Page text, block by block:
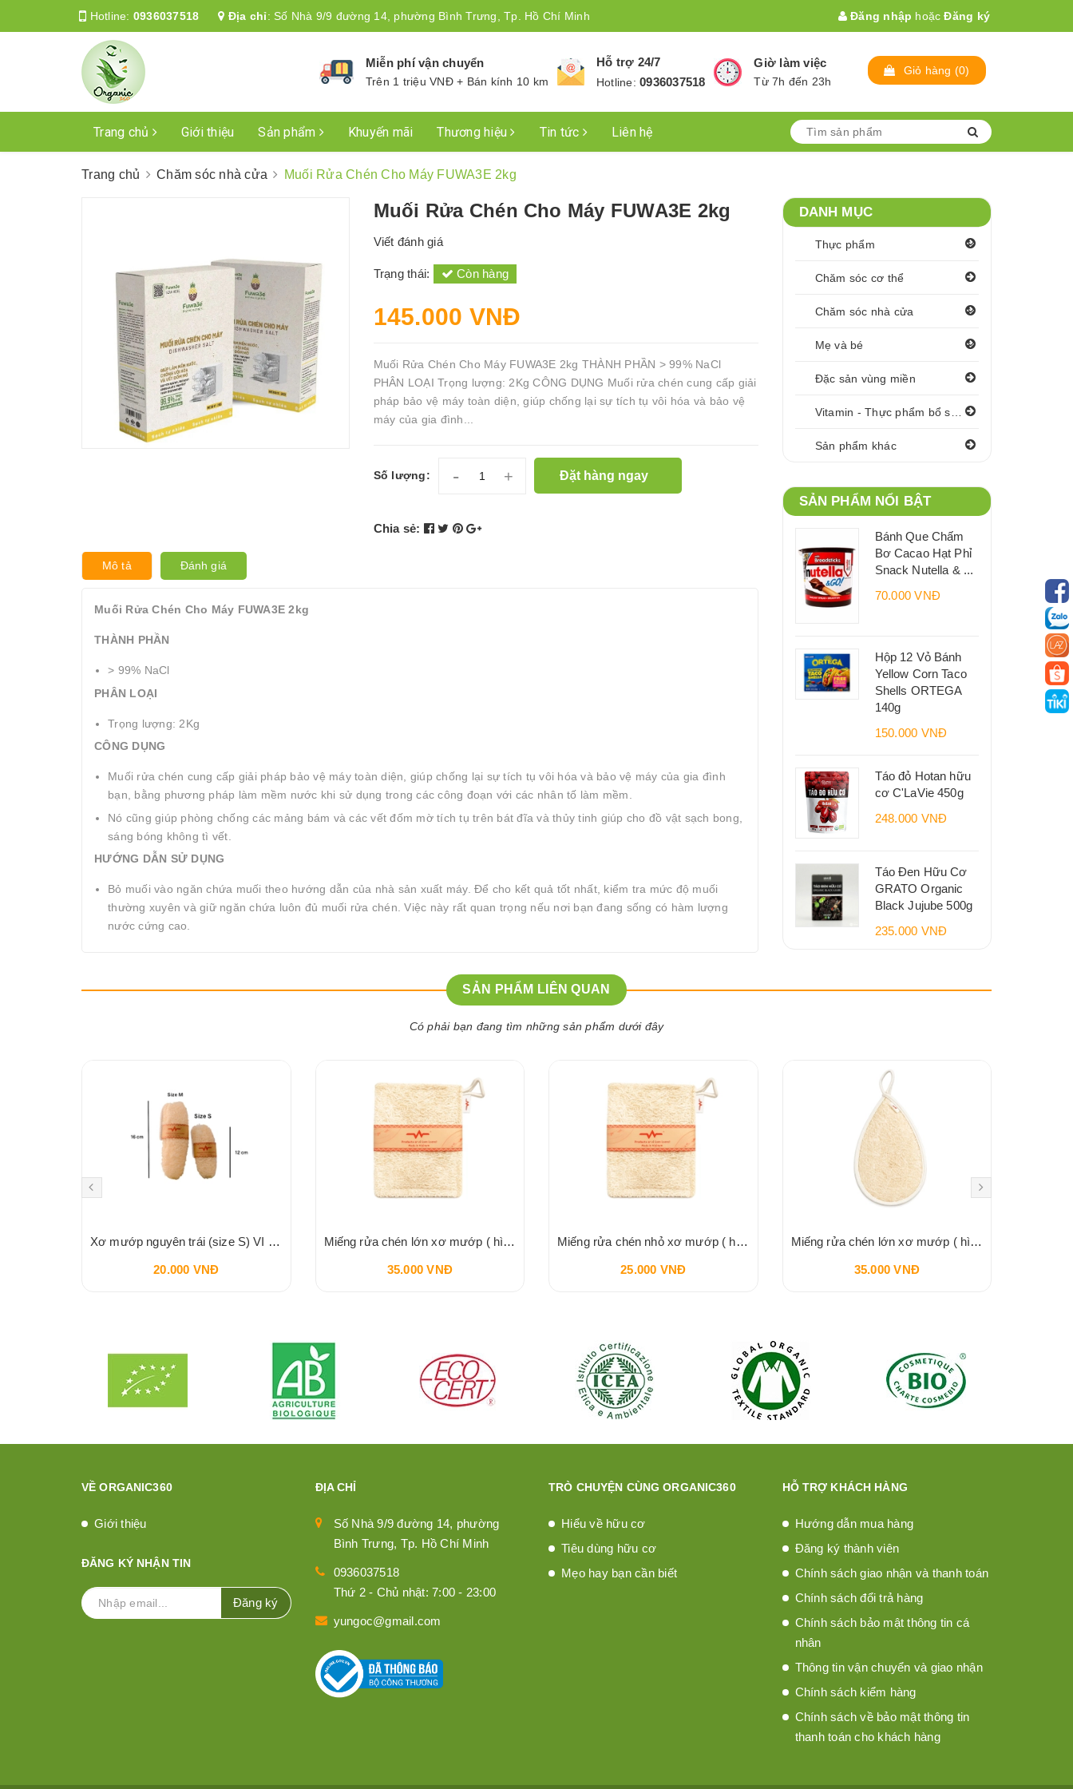
Hotline: 0936037518 Địa chỉ: Số Nhà 9/9 đường 14, phường Bình Trưng, Tp. Hồ Chí Minh Đăng nhập hoặc Đăng ký
Miễn phí vận chuyển
Trên 1 triệu VNĐ + Bán kính 10 km
Hỗ trợ 24/7
Hotline:0936037518
Giờ làm việc
Từ 7h đến 23h
Giỏ hàng (0)
Trang chủ Giới thiệu Sản phẩm Khuyến mãi Thương hiệu Tin tức Liên hệ
Trang chủ Chăm sóc nhà cửa Muối Rửa Chén Cho Máy FUWA3E 2kg
Muối Rửa Chén Cho Máy FUWA3E 2kg
Viết đánh giá
Trạng thái: Còn hàng
145.000 VNĐ
Muối Rửa Chén Cho Máy FUWA3E 2kg THÀNH PHẦN > 99% NaCl
PHÂN LOẠI Trọng lượng: 2Kg CÔNG DỤNG Muối rửa chén cung cấp giải
pháp bảo vệ máy toàn diện, giúp chống lại sự tích tụ vôi hóa và bảo vệ
máy của gia đình...
Số lượng: - + Đặt hàng ngay
Chia sẻ:
Mô tả Đánh giá
Muối Rửa Chén Cho Máy FUWA3E 2kg
THÀNH PHẦN
> 99% NaCl
PHÂN LOẠI
Trọng lượng: 2Kg
CÔNG DỤNG
Muối rửa chén cung cấp giải pháp bảo vệ máy toàn diện, giúp chống lại sự tích tụ vôi hóa và bảo vệ máy của gia đình
bạn, bằng phương pháp làm mềm nước khi sử dụng trong các công đoạn với các nhân tố làm mềm.
Nó cũng giúp phòng chống các mảng bám và các vết đốm mờ tích tụ trên bát đĩa và thủy tinh giúp cho đồ vật sạch bong,
sáng bóng không tì vết.
HƯỚNG DẪN SỬ DỤNG
Bỏ muối vào ngăn chứa muối theo hướng dẫn của nhà sản xuất máy. Để cho kết quả tốt nhất, kiểm tra mức độ muối
thường xuyên và giữ ngăn chứa luôn đủ muối rửa chén. Việc này rất quan trọng nếu nơi bạn đang sống có hàm lượng
nước cứng cao.
DANH MỤC
Thực phẩm
Chăm sóc cơ thể
Chăm sóc nhà cửa
Mẹ và bé
Đặc sản vùng miền
Sản phẩm khác
SẢN PHẨM NỔI BẬT
Bánh Que Chấm
Bơ Cacao Hạt Phỉ
Snack Nutella & ...
70.000 VNĐ
Hộp 12 Vỏ Bánh
Yellow Corn Taco
Shells ORTEGA
140g
150.000 VNĐ
Táo đỏ Hotan hữu
cơ C'LaVie 450g
248.000 VNĐ
Táo Đen Hữu Cơ
GRATO Organic
Black Jujube 500g
235.000 VNĐ
SẢN PHẨM LIÊN QUAN
Có phải bạn đang tìm những sản phẩm dưới đây
Xơ mướp nguyên trái (size S) VI LÂM
20.000 VNĐ
Miếng rửa chén lớn xơ mướp ( hình chữ nhật) VI LÂM
35.000 VNĐ
Miếng rửa chén nhỏ xơ mướp ( hình chữ nhật) VI LÂM
25.000 VNĐ
Miếng rửa chén lớn xơ mướp ( hình giọt nước) VI LÂM
35.000 VNĐ
VỀ ORGANIC360
Giới thiệu
ĐĂNG KÝ NHẬN TIN
Đăng ký
ĐỊA CHỈ
Số Nhà 9/9 đường 14, phường
Bình Trưng, Tp. Hồ Chí Minh
0936037518
Thứ 2 - Chủ nhật: 7:00 - 23:00
yungoc@gmail.com
TRÒ CHUYỆN CÙNG ORGANIC360
Hiểu về hữu cơ
Tiêu dùng hữu cơ
Mẹo hay bạn cần biết
HỖ TRỢ KHÁCH HÀNG
Hướng dẫn mua hàng
Đăng ký thành viên
Chính sách giao nhận và thanh toán
Chính sách đổi trả hàng
Chính sách bảo mật thông tin cá
nhân
Thông tin vận chuyển và giao nhận
Chính sách kiểm hàng
Chính sách về bảo mật thông tin
thanh toán cho khách hàng